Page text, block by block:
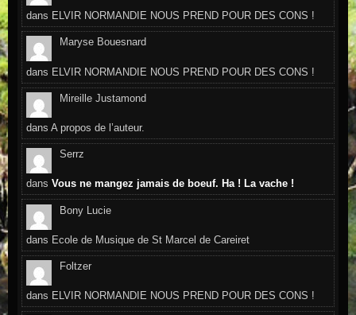
dans ELVIR NORMANDIE NOUS PREND POUR DES CONS !
Maryse Bouesnard
dans ELVIR NORMANDIE NOUS PREND POUR DES CONS !
Mireille Justamond
dansA propos de l’auteur.
Serrz
dansVous ne mangez jamais de boeuf. Ha ! La vache !
Bony Lucie
dans Ecole de Musique de St Marcel de Careiret
Foltzer
dans ELVIR NORMANDIE NOUS PREND POUR DES CONS !